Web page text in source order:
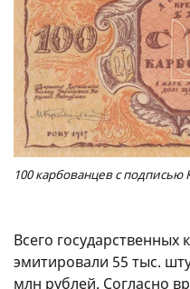
100 карбованцев с подписью
Всего государственных
эмитировали 55 тыс.
млн рублей. Согласно